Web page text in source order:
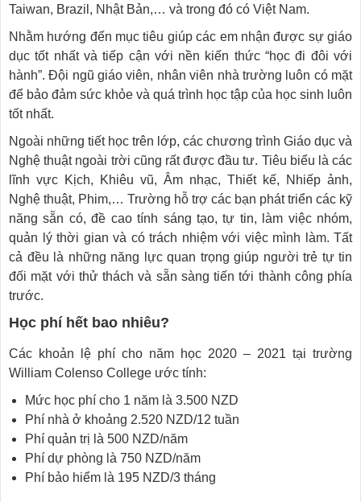
Taiwan, Brazil, Nhật Bản,… và trong đó có Việt Nam.
Nhằm hướng đến mục tiêu giúp các em nhận được sự giáo
dục tốt nhất và tiếp cận với nền kiến thức “học đi đôi với
hành”. Đội ngũ giáo viên, nhân viên nhà trường luôn có mặt
để bảo đảm sức khỏe và quá trình học tập của học sinh luôn
tốt nhất.
Ngoài những tiết học trên lớp, các chương trình Giáo dục và
Nghệ thuật ngoài trời cũng rất được đầu tư. Tiêu biểu là các
lĩnh vực Kịch, Khiêu vũ, Âm nhạc, Thiết kế, Nhiếp ảnh,
Nghệ thuật, Phim,… Trường hỗ trợ các bạn phát triển các kỹ
năng sẵn có, đề cao tính sáng tạo, tự tin, làm việc nhóm,
quản lý thời gian và có trách nhiệm với việc mình làm. Tất
cả đều là những năng lực quan trọng giúp người trẻ tự tin
đối mặt với thử thách và sẵn sàng tiến tới thành công phía
trước.
Học phí hết bao nhiêu?
Các khoản lệ phí cho năm học 2020 – 2021 tại trường
William Colenso College ước tính:
Mức học phí cho 1 năm là 3.500 NZD
Phí nhà ở khoảng 2.520 NZD/12 tuần
Phí quản trị là 500 NZD/năm
Phí dự phòng là 750 NZD/năm
Phí bảo hiểm là 195 NZD/3 tháng